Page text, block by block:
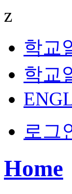
z
학교
학교
로그
Home